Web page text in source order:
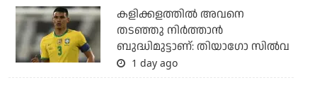
കളിക്കളത്തില്‍ അവനെ
തടഞ്ഞു നിര്‍ത്താന്‍
ബുദ്ധിമുട്ടാണ്: തിയാഗോ സില്‍വ
1 day ago